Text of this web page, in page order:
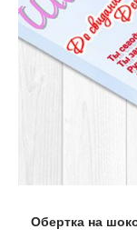
Обертка на